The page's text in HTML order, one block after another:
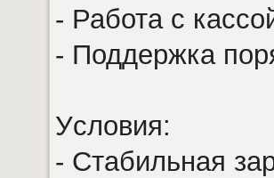
- Работа с
- Поддержка
Уcловия:
- Стабильная